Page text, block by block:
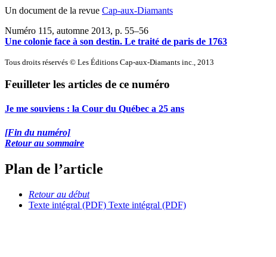
Un document de la revue Cap-aux-Diamants
Numéro 115, automne 2013, p. 55–56
Une colonie face à son destin. Le traité de paris de 1763
Tous droits réservés © Les Éditions Cap-aux-Diamants inc., 2013
Feuilleter les articles de ce numéro
Je me souviens : la Cour du Québec a 25 ans
[Fin du numéro]
Retour au sommaire
Plan de l’article
Retour au début
Texte intégral (PDF) Texte intégral (PDF)